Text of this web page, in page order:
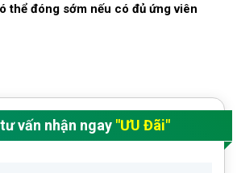
thể đóng sớm nếu có đủ ứng viên
vấn nhận ngay "ƯU Đãi"